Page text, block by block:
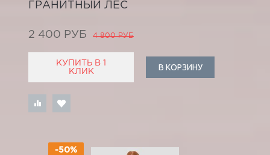
ГРАНИТНЫЙ ЛЕС
2 400 РУБ 4 800 РУБ
КУПИТЬ В 1
КЛИК
В КОРЗИНУ
-50%